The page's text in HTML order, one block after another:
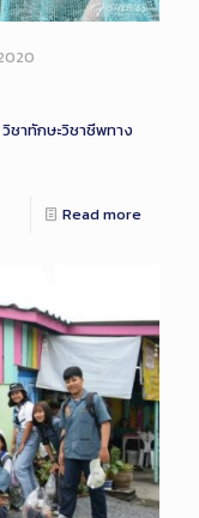
วิชาทักษะวิชาชีพทาง
Read more